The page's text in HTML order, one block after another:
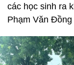
các học sinh ra
Phạm Văn